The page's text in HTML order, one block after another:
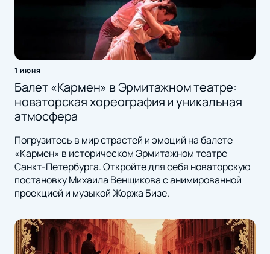
1 июня
Балет «Кармен» в Эрмитажном театре:
новаторская хореография и уникальная
атмосфера
Погрузитесь в мир страстей и эмоций на балете
«Кармен» в историческом Эрмитажном театре
Санкт-Петербурга. Откройте для себя новаторскую
постановку Михаила Венщикова с анимированной
проекцией и музыкой Жоржа Бизе.